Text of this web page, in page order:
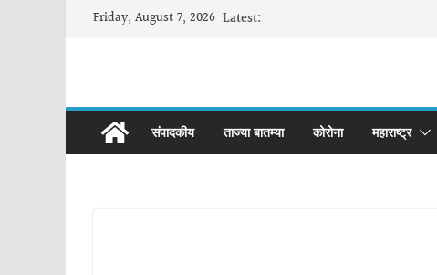
Friday, August 7, 2026 Latest:
संपादकीय ताज्या बातम्या कोरोना महाराष्ट्र